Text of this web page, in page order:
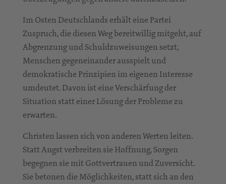
Im Osten Deutschlands erhält eine Partei
Zuspruch, die diesen Weg bereitwillig mitgeht, auf
Abgrenzung und Schuldzuweisungen setzt,
Menschen gegeneinander ausspielt und
demokratische Prinzipien im eigenen Interesse
umdeutet. Davon ist eine Verschärfung der
Situation statt einer Lösung der Probleme zu
erwarten.
Christen lassen sich von anderen Werten leiten.
Statt Angst verbreiten sie Hoffnung, Sorgen
begegnen sie mit Gottvertrauen und Zuversicht.
Sie betonen die Möglichkeiten, statt sich an den